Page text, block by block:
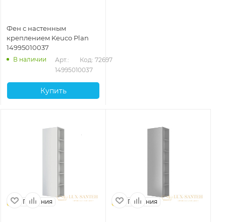
Фен с настенным
креплением Keuco Plan
14995010037
В наличии
Арт.:
14995010037
Код: 72697
Купить
Германия Германия